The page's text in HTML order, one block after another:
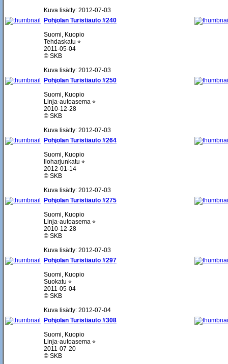
Kuva lisätty: 2012-07-03
Pohjolan Turistiauto #240
Suomi, Kuopio
Tehdaskatu ⌖
2011-05-04
© SKB
Kuva lisätty: 2012-07-03
Pohjolan Turistiauto #250
Suomi, Kuopio
Linja-autoasema ⌖
2010-12-28
© SKB
Kuva lisätty: 2012-07-03
Pohjolan Turistiauto #264
Suomi, Kuopio
Iloharjunkatu ⌖
2012-01-14
© SKB
Kuva lisätty: 2012-07-03
Pohjolan Turistiauto #275
Suomi, Kuopio
Linja-autoasema ⌖
2010-12-28
© SKB
Kuva lisätty: 2012-07-03
Pohjolan Turistiauto #297
Suomi, Kuopio
Suokatu ⌖
2011-05-04
© SKB
Kuva lisätty: 2012-07-04
Pohjolan Turistiauto #308
Suomi, Kuopio
Linja-autoasema ⌖
2011-07-20
© SKB